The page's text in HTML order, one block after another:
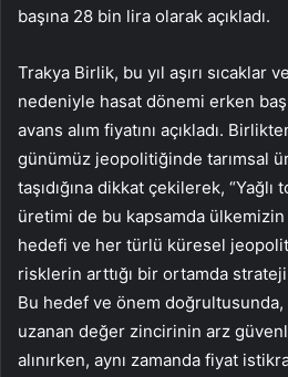
başına 28 bin lira olarak açıkladı.
Trakya Birlik, bu yıl aşırı sıcaklar
nedeniyle hasat dönemi erken
avans alım fiyatını açıkladı.
günümüz jeopolitiğinde tarımsal
taşıdığına dikkat çekilerek,
üretimi de bu kapsamda
hedefi ve her türlü küresel
risklerin arttığı bir ortamda
Bu hedef ve önem
uzanan değer zincirinin arz
alınırken, aynı zamanda fiyat